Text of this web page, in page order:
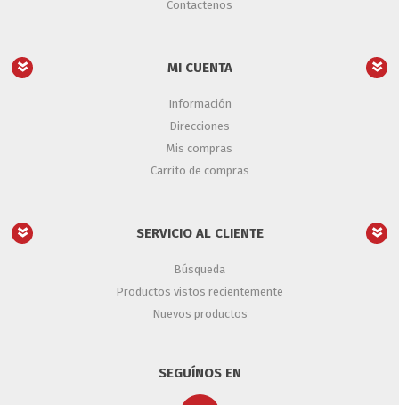
Contactenos
MI CUENTA
Información
Direcciones
Mis compras
Carrito de compras
SERVICIO AL CLIENTE
Búsqueda
Productos vistos recientemente
Nuevos productos
SEGUÍNOS EN